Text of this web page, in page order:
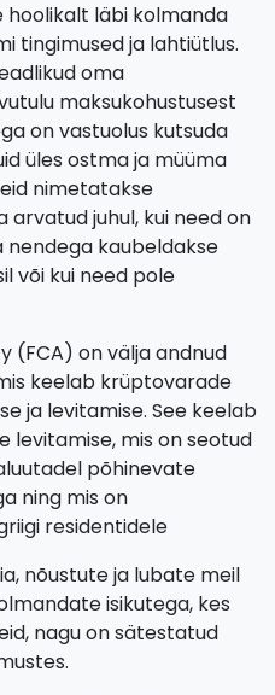
hoolikalt läbi kolmanda
tingimused ja lahtiütlus.
oma
maksukohustusest
on vastuolus kutsuda
üles ostma ja müüma
nimetatakse
arvatud juhul, kui need on
kaubeldakse
või kui need pole
(FCA) on välja andnud
keelab krüptovarade
ja levitamise. See keelab
levitamise, mis on seotud
põhinevate
ning mis on
residentidele
nõustute ja lubate meil
isikutega, kes
nagu on sätestatud